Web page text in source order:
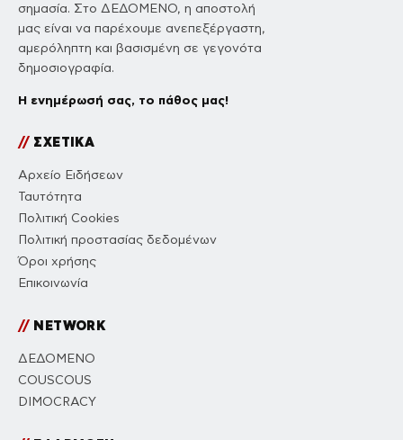
σημασία. Στο ΔΕΔΟΜΕΝΟ, η αποστολή
μας είναι να παρέχουμε ανεπεξέργαστη,
αμερόληπτη και βασισμένη σε γεγονότα
δημοσιογραφία.
Η ενημέρωσή σας, το πάθος μας!
//ΣΧΕΤΙΚΑ
Αρχείο Ειδήσεων
Ταυτότητα
Πολιτική Cookies
Πολιτική προστασίας δεδομένων
Όροι χρήσης
Επικοινωνία
//NETWORK
ΔΕΔΟΜΕΝΟ
COUSCOUS
DIMOCRACY